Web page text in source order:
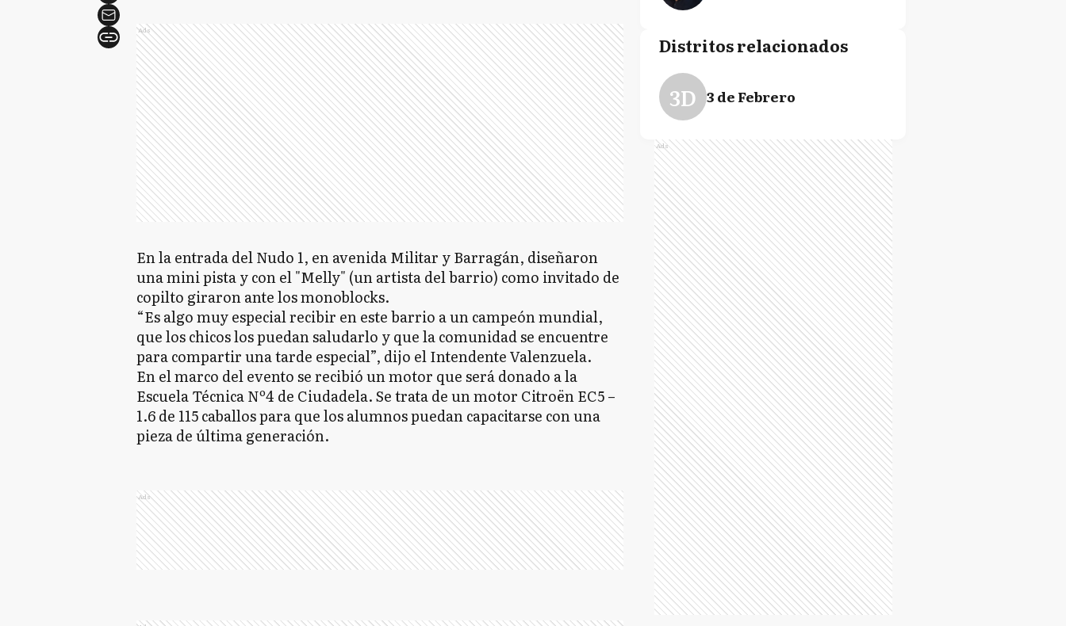
Ads
En la entrada del Nudo 1, en avenida Militar y Barragán, diseñaron
una mini pista y con el "Melly" (un artista del barrio) como invitado de
copilto giraron ante los monoblocks.
“Es algo muy especial recibir en este barrio a un campeón mundial,
que los chicos los puedan saludarlo y que la comunidad se encuentre
para compartir una tarde especial”, dijo el Intendente Valenzuela.
En el marco del evento se recibió un motor que será donado a la
Escuela Técnica Nº4 de Ciudadela. Se trata de un motor Citroën EC5 –
1.6 de 115 caballos para que los alumnos puedan capacitarse con una
pieza de última generación.
Ads
Distritos relacionados
3D 3 de Febrero
Ads